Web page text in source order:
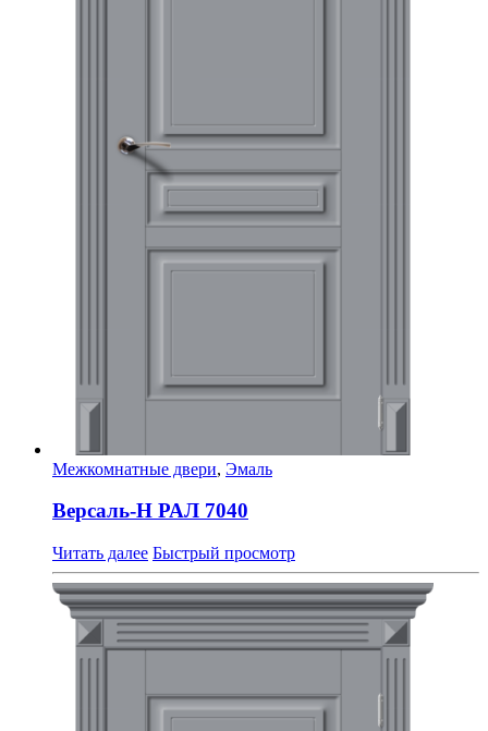
Межкомнатные двери, Эмаль
Версаль-Н РАЛ 7040
Читать далее Быстрый просмотр